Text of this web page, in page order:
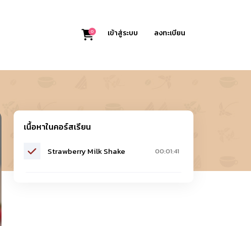
0 เข้าสู่ระบบ ลงทะเบียน
เนื้อหาในคอร์สเรียน
Strawberry Milk Shake 00:01:41